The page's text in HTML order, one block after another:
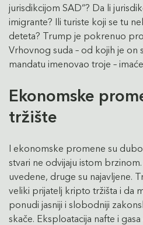
jurisdikcijom SAD“? Da li
imigrante? Ili turiste koji se tu
deteta? Trump je pokrenuo
Vrhovnog suda – od kojih je on
mandatu imenovao troje –
Ekonomske
tržište
I ekonomske promene su
stvari ne odvijaju istom
uvedene, druge su najavljene.
veliki prijatelj kripto tržišta i da
ponudi jasniji i slobodniji
skače. Eksploatacija nafte i